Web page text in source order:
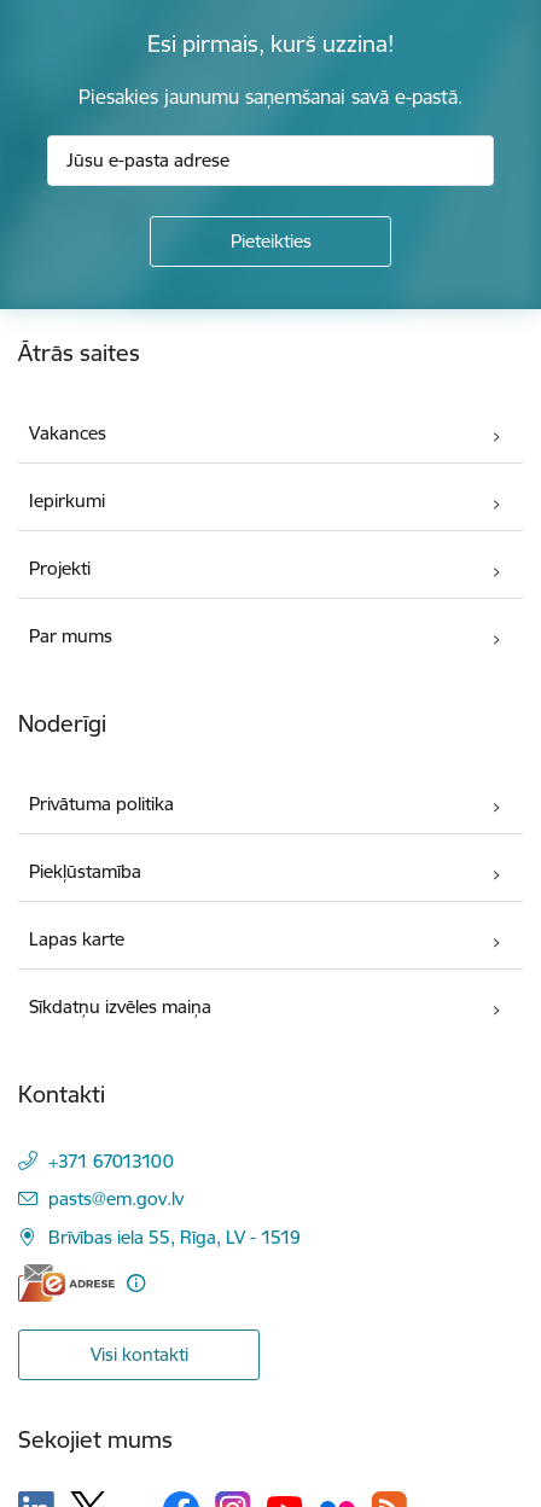
Esi pirmais, kurš uzzina!
Piesakies jaunumu saņemšanai savā e-pastā.
Kājene
Ātrās saites
Vakances
Iepirkumi
Projekti
Par mums
Noderīgi
Privātuma politika
Piekļūstamība
Lapas karte
Sīkdatņu izvēles maiņa
Kontakti
+371 67013100
E-pasts:
pasts@em.gov.lv
Brīvības iela 55, Rīga, LV - 1519
Visi kontakti
Sekojiet mums